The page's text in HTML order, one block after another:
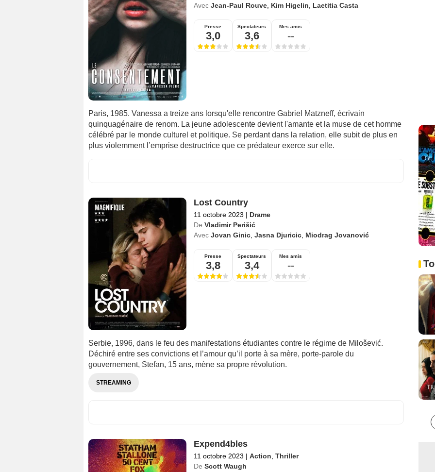
Avec Jean-Paul Rouve, Kim Higelin Laetitia Casta
Presse
3,0
Spectateurs
3,6
Mes amis
--
Paris, 1985. Vanessa a treize ans lorsqu'elle rencontre Gabriel Matzneff, écrivain
quinquagénaire de renom. La jeune adolescente devient l'amante et la muse de cet homme
célébré par le monde culturel et politique. Se perdant dans la relation, elle subit de plus en
plus violemment l’emprise destructrice que ce prédateur exerce sur elle.
Lost Country
11 octobre 2023 | Drame
De Vladimir Perišić
Avec Jovan Ginic, Jasna Djuricic, Miodrag Jovanović
Presse
3,8
Spectateurs
3,4
Mes amis
--
Serbie, 1996, dans le feu des manifestations étudiantes contre le régime de Milošević.
Déchiré entre ses convictions et l’amour qu’il porte à sa mère, porte-parole du
gouvernement, Stefan, 15 ans, mène sa propre révolution.
STREAMING
Expend4bles
11 octobre 2023 | Action Thriller
De Scott Waugh